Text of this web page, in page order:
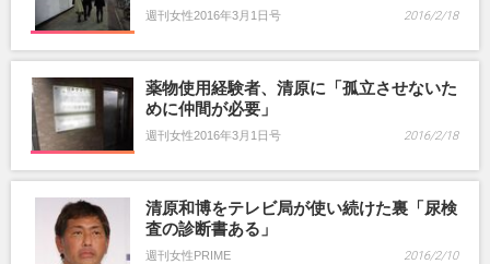
週刊女性2016年3月1日号 2016/2/18
薬物使用経験者、清原に「孤立させないた
めに仲間が必要」
週刊女性2016年3月1日号 2016/2/18
清原和博をテレビ局が使い続けた裏「尿検
査の診断書ある」
週刊女性PRIME 2016/2/10